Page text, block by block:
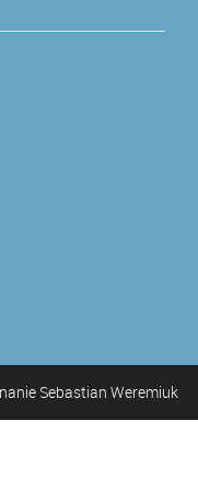
Sebastian Weremiuk